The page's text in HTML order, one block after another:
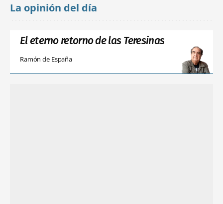
La opinión del día
El eterno retorno de las Teresinas
Ramón de España